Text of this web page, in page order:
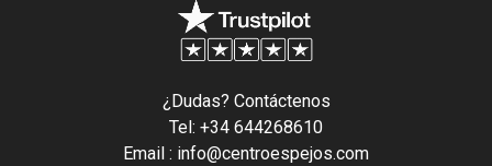
¿Dudas? Contáctenos
Tel: +34 644268610
Email : info@centroespejos.com